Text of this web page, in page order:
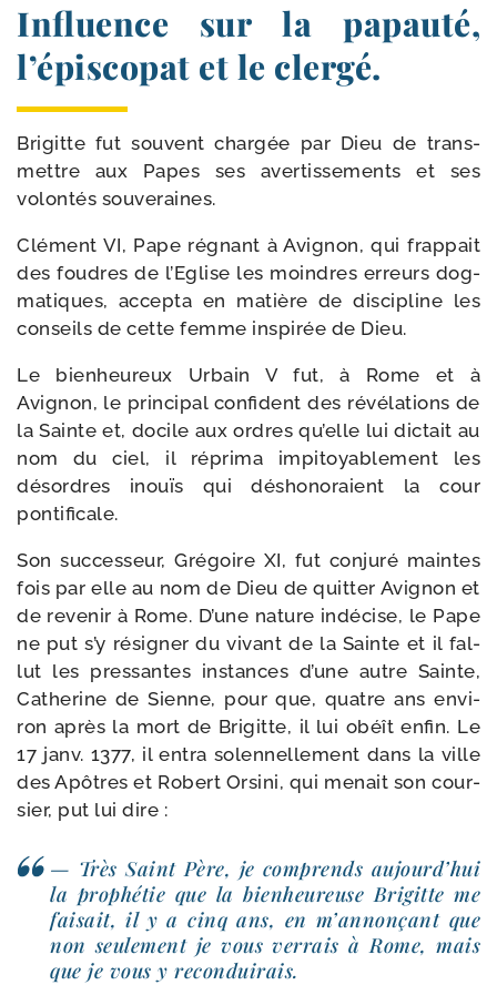
Influence sur la papauté,
l’épiscopat et le clergé.
Brigitte fut sou­vent char­gée par Dieu de trans­
mettre aux Papes ses aver­tis­se­ments et ses
volon­tés souveraines.
Clément VI, Pape régnant à Avignon, qui frap­pait
des foudres de l’Eglise les moindres erreurs dog­
ma­tiques, accep­ta en matière de dis­ci­pline les
conseils de cette femme ins­pi­rée de Dieu.
Le bien­heu­reux Urbain V fut, à Rome et à
Avignon, le prin­ci­pal confi­dent des révé­la­tions de
la Sainte et, docile aux ordres qu’elle lui dic­tait au
nom du ciel, il répri­ma impi­toya­ble­ment les
désordres inouïs qui désho­no­raient la cour
pontificale.
Son suc­ces­seur, Grégoire XI, fut conju­ré maintes
fois par elle au nom de Dieu de quit­ter Avignon et
de reve­nir à Rome. D’une nature indé­cise, le Pape
ne put s’y rési­gner du vivant de la Sainte et il fal­
lut les pres­santes ins­tances d’une autre Sainte,
Catherine de Sienne, pour que, quatre ans envi­
ron après la mort de Brigitte, il lui obéît enfin. Le
17 janv. 1377, il entra solen­nel­le­ment dans la ville
des Apôtres et Robert Orsini, qui menait son cour­
sier, put lui dire :
— Très Saint Père, je com­prends aujourd’hui
la pro­phé­tie que la bien­heu­reuse Brigitte me
fai­sait, il y a cinq ans, en m’annonçant que
non seule­ment je vous ver­rais à Rome, mais
que je vous y reconduirais.